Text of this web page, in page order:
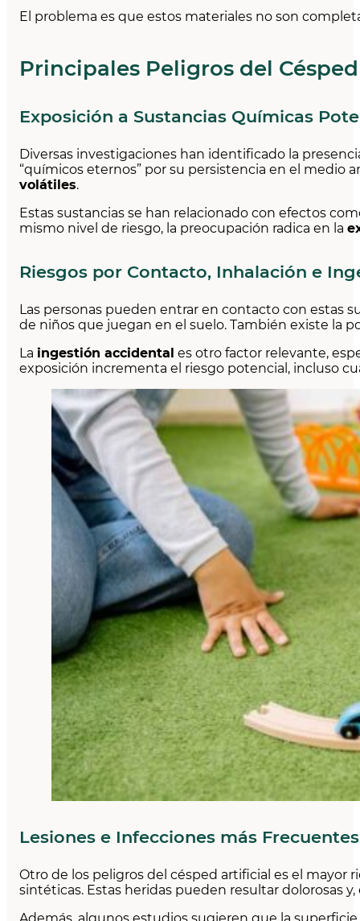
El problema es que estos materiales no son
Principales Peligros del
Exposición a Sustancias Químicas
Diversas investigaciones han identificado la
“químicos eternos” por su persistencia en el medio
volátiles.
Estas sustancias se han relacionado con efectos
mismo nivel de riesgo, la preocupación radica en la
Riesgos por Contacto, Inhalación e
Las personas pueden entrar en contacto con estas
de niños que juegan en el suelo. También existe la
La ingestión accidental es otro factor relevante,
exposición incrementa el riesgo potencial, incluso
Lesiones e Infecciones más Frecuentes
Otro de los peligros del césped artificial es el mayor
sintéticas. Estas heridas pueden resultar dolorosas